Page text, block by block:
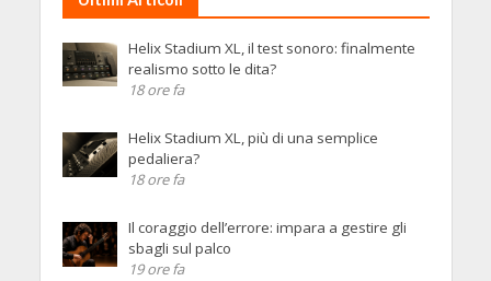
Helix Stadium XL, il test sonoro: finalmente
realismo sotto le dita?
18 ore fa
Helix Stadium XL, più di una semplice
pedaliera?
18 ore fa
Il coraggio dell’errore: impara a gestire gli
sbagli sul palco
19 ore fa